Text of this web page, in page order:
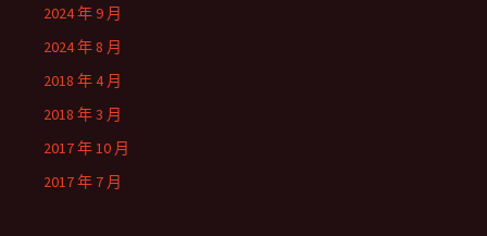
2024 年 9 月
2024 年 8 月
2018 年 4 月
2018 年 3 月
2017 年 10 月
2017 年 7 月